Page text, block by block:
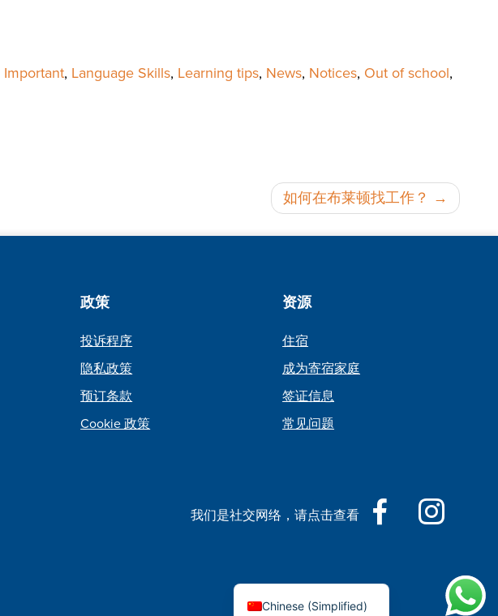
Important, Language Skills, Learning tips, News, Notices, Out of school,
如何在布莱顿找工作？
政策
投诉程序
隐私政策
预订条款
Cookie 政策
资源
住宿
成为寄宿家庭
签证信息
常见问题
我们是社交网络，请点击查看
Chinese (Simplified)